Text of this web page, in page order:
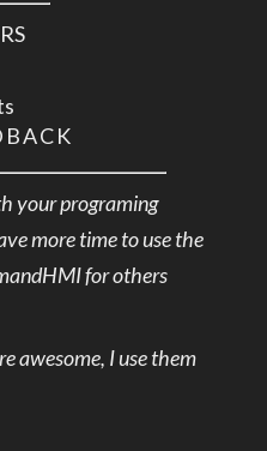
your programing
more time to use the
for others
awesome, I use them